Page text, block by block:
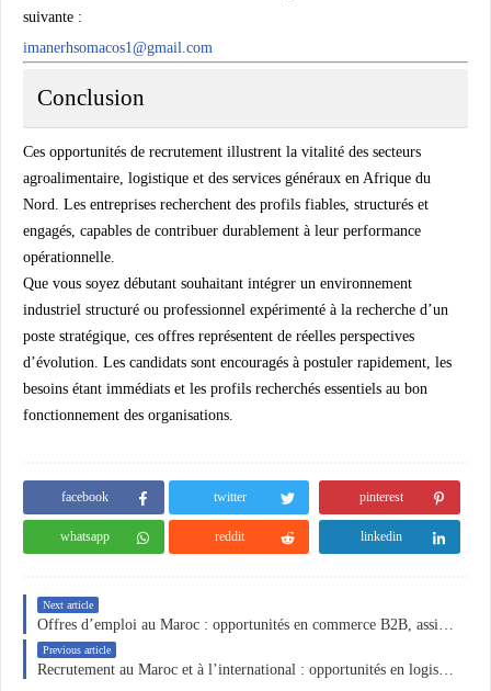
suivante :
imanerhsomacos1@gmail.com
Conclusion
Ces opportunités de recrutement illustrent la vitalité des secteurs
agroalimentaire, logistique et des services généraux en Afrique du
Nord. Les entreprises recherchent des profils fiables, structurés et
engagés, capables de contribuer durablement à leur performance
opérationnelle.
Que vous soyez débutant souhaitant intégrer un environnement
industriel structuré ou professionnel expérimenté à la recherche d’un
poste stratégique, ces offres représentent de réelles perspectives
d’évolution. Les candidats sont encouragés à postuler rapidement, les
besoins étant immédiats et les profils recherchés essentiels au bon
fonctionnement des organisations.
facebook twitter pinterest
whatsapp reddit linkedin
Next article
Previous article